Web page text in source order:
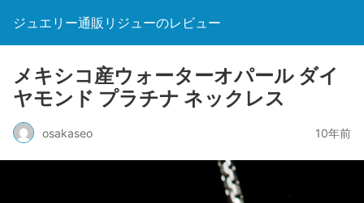
ジュエリー通販リジューのレビュー
メキシコ産ウォーターオパール ダイ
ヤモンド プラチナ ネックレス
osakaseo 10年前